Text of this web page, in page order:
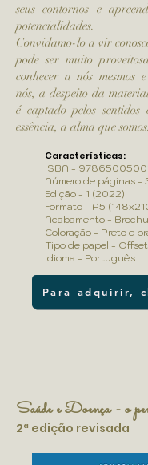
seus contornos e
potencialidades.
Convidamo-lo a vir
pode ser muito
conhecer a nós mesmos
nós, a despeito da
é captado pelos sentidos
essência, a alma que somos.
Características:
ISBN -
Número de páginas -
Edição - 1 (2022)
Formato - A5
Acabamento -
Coloração - Preto e
Tipo de papel -
Idioma - Português
Para adquirir,
Saúde e Doença - o
2ª edição revisada